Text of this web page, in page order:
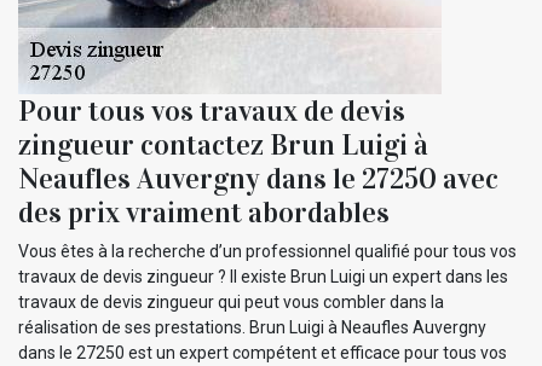
Pour tous vos travaux de devis
zingueur contactez Brun Luigi à
Neaufles Auvergny dans le 27250 avec
des prix vraiment abordables
Vous êtes à la recherche d’un professionnel qualifié pour tous vos
travaux de devis zingueur ? Il existe Brun Luigi un expert dans les
travaux de devis zingueur qui peut vous combler dans la
réalisation de ses prestations. Brun Luigi à Neaufles Auvergny
dans le 27250 est un expert compétent et efficace pour tous vos